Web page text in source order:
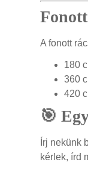
A fonott
180
360
420
🎯
Írj nekünk
kérlek, írd